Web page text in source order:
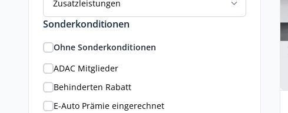
Zusatzleistungen
Sonderkonditionen
Ohne Sonderkonditionen
ADAC Mitglieder
Behinderten Rabatt
E-Auto Prämie eingerechnet